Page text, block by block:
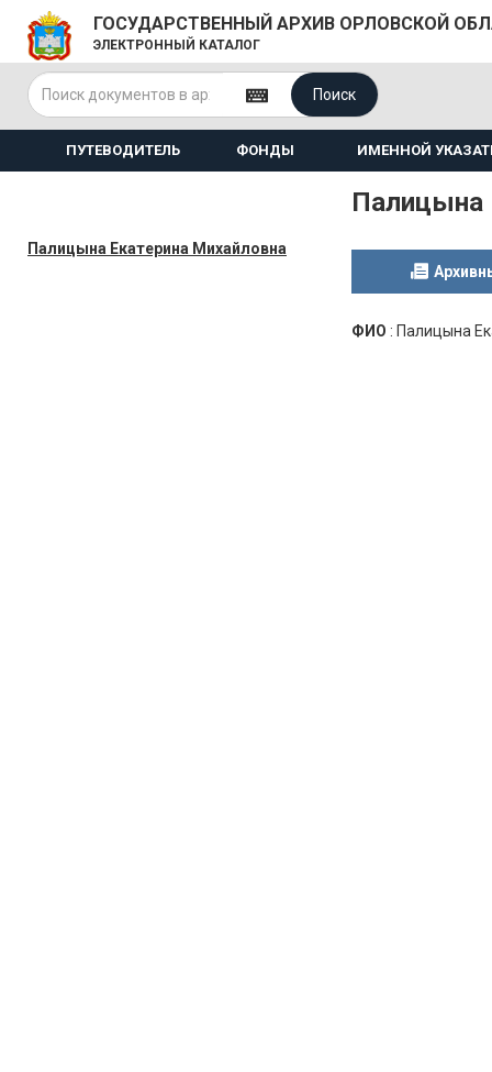
ГОСУДАРСТВЕННЫЙ АРХИВ ОРЛОВСКОЙ
ЭЛЕКТРОННЫЙ КАТАЛОГ
Поиск
ПУТЕВОДИТЕЛЬ ФОНДЫ ИМЕННОЙ
Палицына Екатерина Михайловна
Палицына
ФИО : Палицына